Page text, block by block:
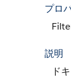
プロ
説明
ド